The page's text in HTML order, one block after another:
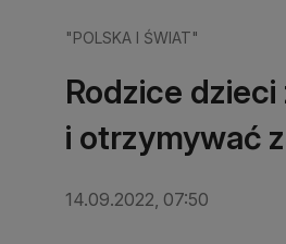
"POLSKA I ŚWIAT"
Rodzice
i otrzymywać
14.09.2022, 07:50